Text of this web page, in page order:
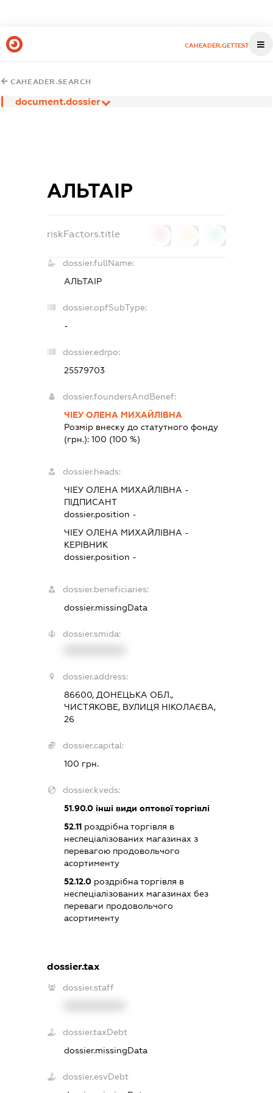
CAHEADER.GETTEST
CAHEADER.SEARCH
document.dossier
АЛЬТАІР
riskFactors.title
dossier.fullName:
АЛЬТАІР
dossier.opfSubType:
-
dossier.edrpo:
25579703
dossier.foundersAndBenef:
ЧІЕУ ОЛЕНА МИХАЙЛІВНА
Розмір внеску до статутного фонду
(грн.):100 (100 %)
dossier.heads:
ЧІЕУ ОЛЕНА МИХАЙЛІВНА -
ПІДПИСАНТ
dossier.position -
ЧІЕУ ОЛЕНА МИХАЙЛІВНА -
КЕРІВНИК
dossier.position -
dossier.beneficiaries:
dossier.missingData
dossier.smida:
dossier.address:
86600, ДОНЕЦЬКА ОБЛ.,
ЧИСТЯКОВЕ, ВУЛИЦЯ НІКОЛАЄВА,
26
dossier.capital:
100 грн.
dossier.kveds:
51.90.0 інші види оптової торгівлі
52.11 роздрібна торгівля в
неспеціалізованих магазинах з
перевагою продовольчого
асортименту
52.12.0 роздрібна торгівля в
неспеціалізованих магазинах без
переваги продовольчого
асортименту
dossier.tax
dossier.staff
dossier.taxDebt
dossier.missingData
dossier.esvDebt